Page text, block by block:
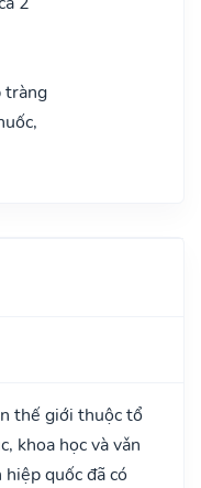
tràng
thế giới thuộc tổ
khoa học và vǎn
hiệp quốc đã có